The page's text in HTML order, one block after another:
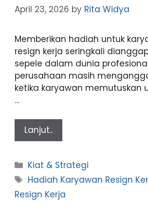
April 23, 2026 by Rita Widya
Memberikan hadiah untuk
resign kerja seringkali
sepele dalam dunia
perusahaan masih
ketika karyawan memutuskan
…
Lanjut..
Categories
Kiat & Strategi
Tags
Hadiah Karyawan Resign
Resign Kerja